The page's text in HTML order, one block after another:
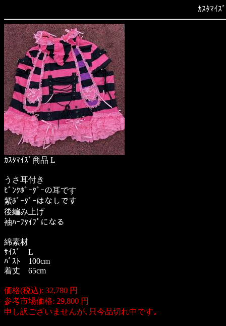
ｶｽﾀﾏｲ
ｶｽﾀﾏｲｽﾞ商品 L
うさ耳付き
ﾋﾟﾝｸﾎﾞｰﾀﾞｰの耳です
紫ﾎﾞｰﾀﾞｰはなしです
後編み上げ
袖ﾊｰﾌﾀｲﾌﾟになる
綿素材
ｻｲｽﾞ L
ﾊﾞｽﾄ 100cm
着丈 65cm
価格(税込): 32,780 円
参考市場価格: 29,800 円
申し訳ございませんが､只今品切れ中です｡